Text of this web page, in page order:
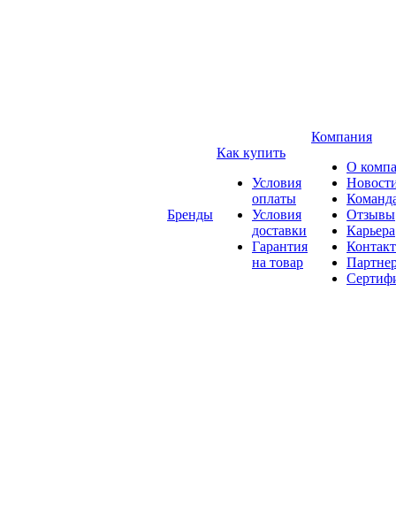
Бренды
Как купить
Условия
оплаты
Условия
доставки
Гарантия
на товар
Компания
О
Отзывы
Карьера